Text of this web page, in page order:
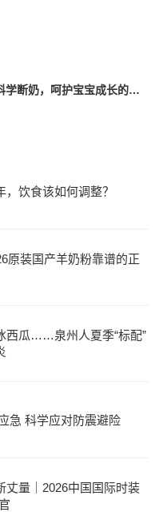
科学断奶，呵护宝宝成长的每一步
饮食该如何调整？
原装国产羊奶粉靠谱的正
西瓜……泉州人夏季“标配”
急 科学应对防震避险
丈量｜2026中国国际时装